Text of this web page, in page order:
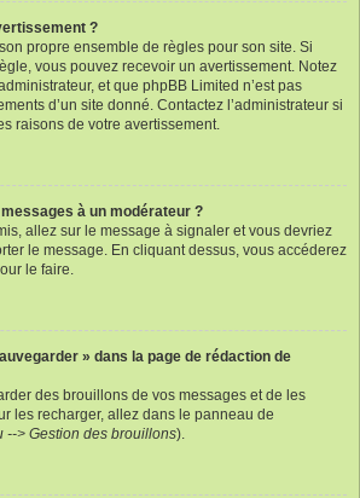
?
propre ensemble de règles pour son site. Si
vous pouvez recevoir un avertissement. Notez
et que phpBB Limited n’est pas
d’un site donné. Contactez l’administrateur si
raisons de votre avertissement.
à un modérateur ?
allez sur le message à signaler et vous devriez
le message. En cliquant dessus, vous accéderez
le faire.
» dans la page de rédaction de
des brouillons de vos messages et de les
les recharger, allez dans le panneau de
--> Gestion des brouillons).